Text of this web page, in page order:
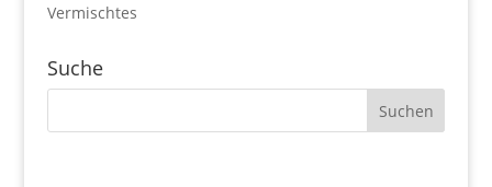
Vermischtes
Suche